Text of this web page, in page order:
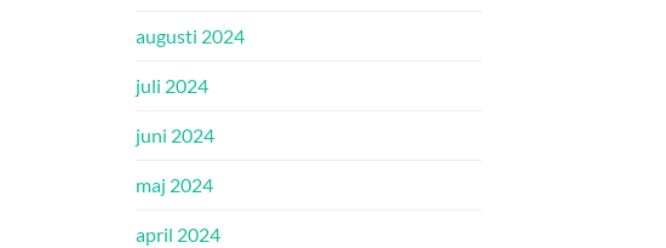
augusti 2024
juli 2024
juni 2024
maj 2024
april 2024